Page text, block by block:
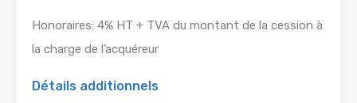
Honoraires: 4% HT + TVA du montant de la cession à
la charge de l’acquéreur
Détails additionnels